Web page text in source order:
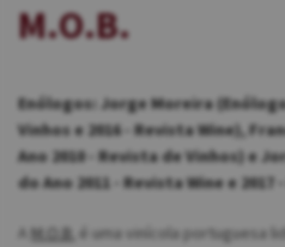
M.O.B.
Enólogos: Jorge Moreira
Vinhos e 2016 - Revista Wine),
Ano 2010 - Revista de Vinhos) e
do Ano 2011 - Revista Wine e
A M.O.B. é uma vinícola portuguesa